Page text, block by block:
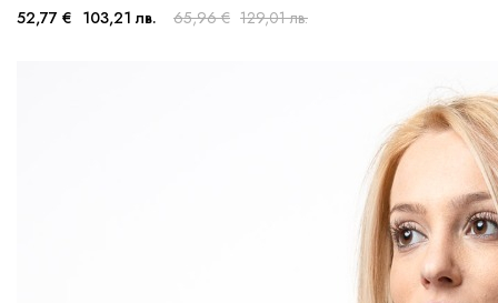
52,77 € 103,21 лв. 65,96 € 129,01 лв.